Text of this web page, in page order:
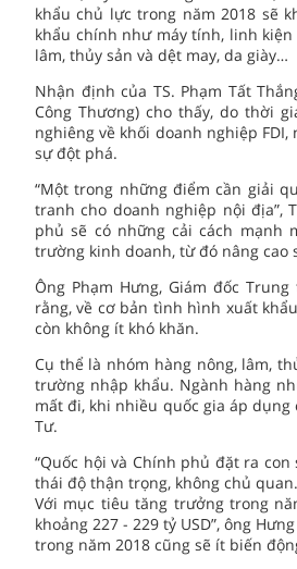
khẩu chủ lực trong năm 2018 sẽ
khẩu chính như máy tính, linh
lâm, thủy sản và dệt may, da giày…
Nhận định của TS. Phạm Tất
Công Thương) cho thấy, do thời
nghiêng về khối doanh nghiệp
sự đột phá.
“Một trong những điểm cần giải
tranh cho doanh nghiệp nội địa”,
phủ sẽ có những cải cách mạnh
trường kinh doanh, từ đó nâng
Ông Phạm Hưng, Giám đốc
rằng, về cơ bản tình hình xuất
còn không ít khó khăn.
Cụ thể là nhóm hàng nông, lâm,
trường nhập khẩu. Ngành hàng
mất đi, khi nhiều quốc gia áp
Tư.
“Quốc hội và Chính phủ đặt ra
thái độ thận trọng, không chủ
Với mục tiêu tăng trưởng trong
khoảng 227 - 229 tỷ USD”, ông
trong năm 2018 cũng sẽ ít biến